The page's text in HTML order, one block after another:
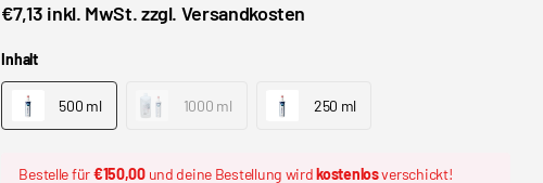
€7,13 inkl. MwSt. zzgl. Versandkosten
Inhalt
500 ml 1000 ml 250 ml
Bestelle für€150,00und deine Bestellung wirdkostenlosverschickt!